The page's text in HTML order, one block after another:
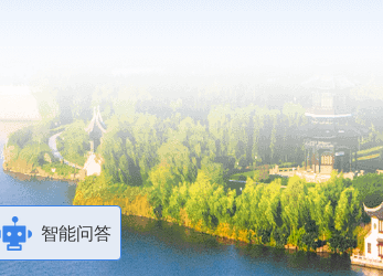
智能问答